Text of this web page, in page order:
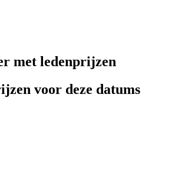
met ledenprijzen
voor deze datums